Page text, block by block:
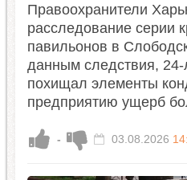
Правоохранители
расследование серии
павильонов в
данным следствия,
похищал элементы
предприятию ущерб
- 03.08.2026